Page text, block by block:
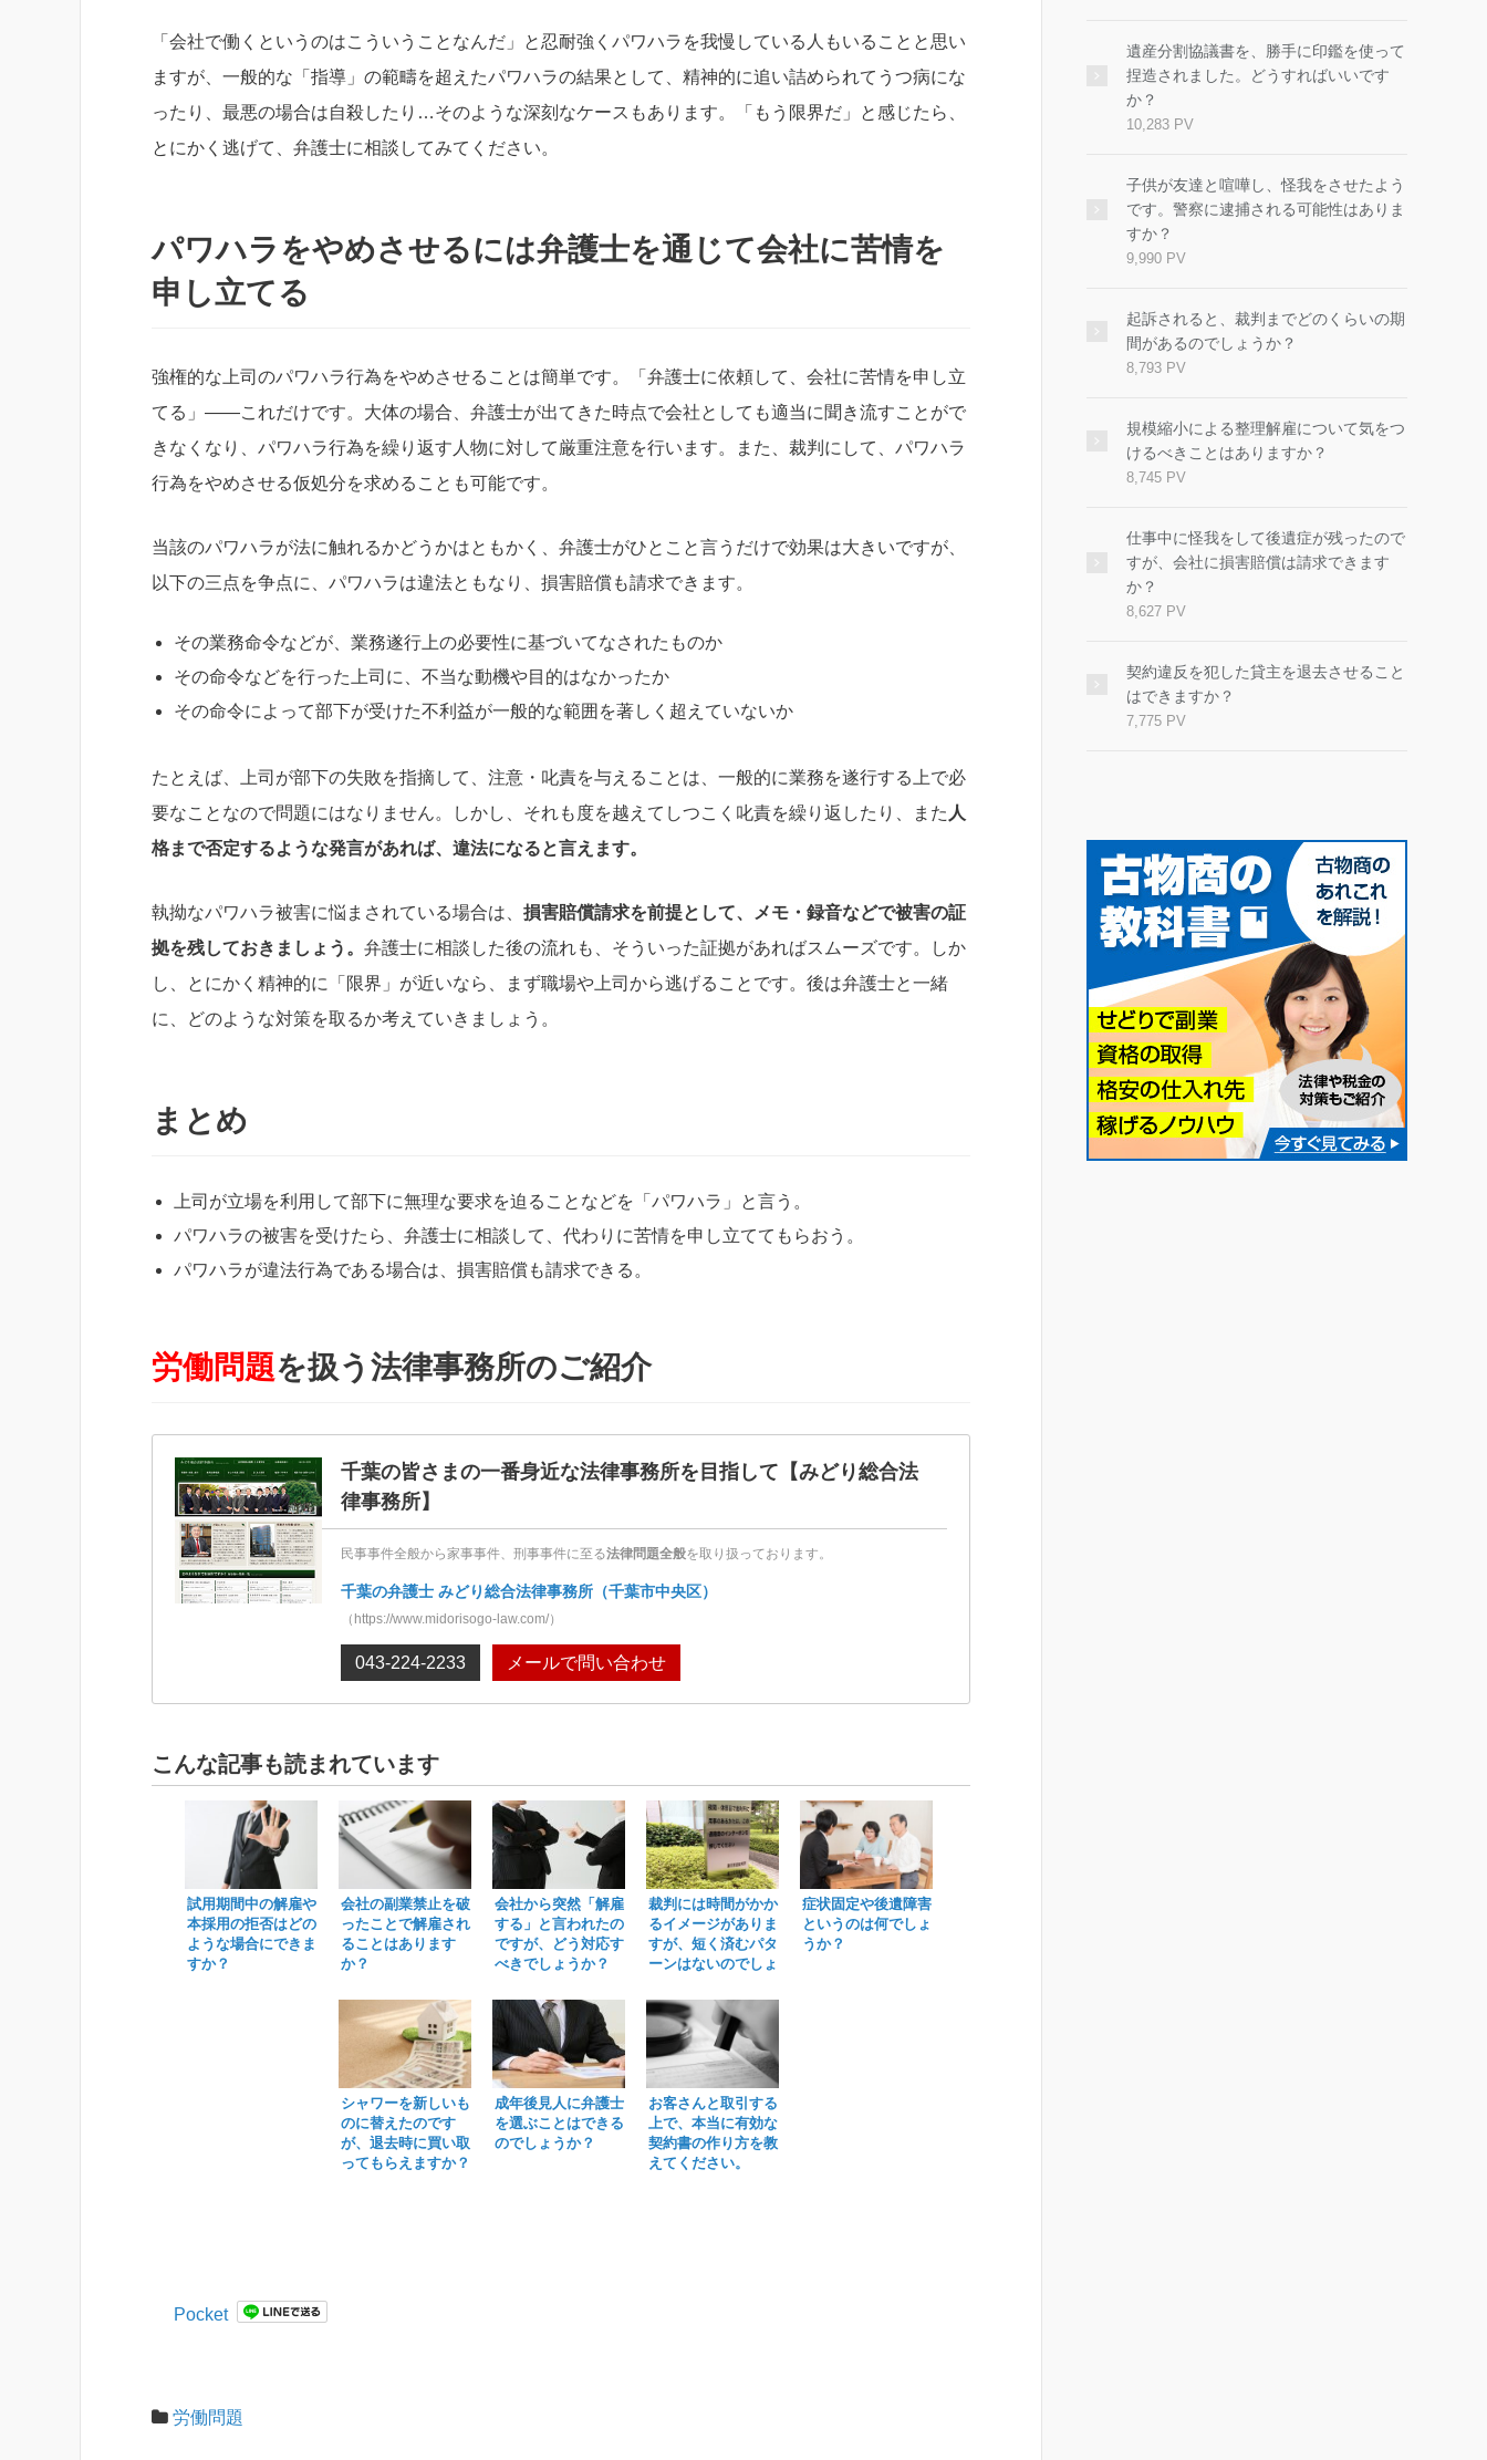
「会社で働くというのはこういうことなんだ」と忍耐強くパワハラを我慢している人もいることと思い
ますが、一般的な「指導」の範疇を超えたパワハラの結果として、精神的に追い詰められてうつ病にな
ったり、最悪の場合は自殺したり…そのような深刻なケースもあります。「もう限界だ」と感じたら、
とにかく逃げて、弁護士に相談してみてください。
パワハラをやめさせるには弁護士を通じて会社に苦情を
申し立てる
強権的な上司のパワハラ行為をやめさせることは簡単です。「弁護士に依頼して、会社に苦情を申し立
てる」――これだけです。大体の場合、弁護士が出てきた時点で会社としても適当に聞き流すことがで
きなくなり、パワハラ行為を繰り返す人物に対して厳重注意を行います。また、裁判にして、パワハラ
行為をやめさせる仮処分を求めることも可能です。
当該のパワハラが法に触れるかどうかはともかく、弁護士がひとこと言うだけで効果は大きいですが、
以下の三点を争点に、パワハラは違法ともなり、損害賠償も請求できます。
その業務命令などが、業務遂行上の必要性に基づいてなされたものか
その命令などを行った上司に、不当な動機や目的はなかったか
その命令によって部下が受けた不利益が一般的な範囲を著しく超えていないか
たとえば、上司が部下の失敗を指摘して、注意・叱責を与えることは、一般的に業務を遂行する上で必
要なことなので問題にはなりません。しかし、それも度を越えてしつこく叱責を繰り返したり、また 人
格まで否定するような発言があれば、違法になると言えます。
執拗なパワハラ被害に悩まされている場合は、 損害賠償請求を前提として、メモ・録音などで被害の証
拠を残しておきましょう。 弁護士に相談した後の流れも、そういった証拠があればスムーズです。しか
し、とにかく精神的に「限界」が近いなら、まず職場や上司から逃げることです。後は弁護士と一緒
に、どのような対策を取るか考えていきましょう。
まとめ
上司が立場を利用して部下に無理な要求を迫ることなどを「パワハラ」と言う。
パワハラの被害を受けたら、弁護士に相談して、代わりに苦情を申し立ててもらおう。
パワハラが違法行為である場合は、損害賠償も請求できる。
労働問題を扱う法律事務所のご紹介
千葉の皆さまの一番身近な法律事務所を目指して 【みどり総合法
律事務所】
民事事件全般から家事事件、刑事事件に至る法律問題全般を取り扱っております。
千葉の弁護士 みどり総合法律事務所（千葉市中央区）
（https://www.midorisogo-law.com/）
043-224-2233 メールで問い合わせ
こんな記事も読まれています
試用期間中の解雇や
本採用の拒否はどの
ような場合にできま
すか？
会社の副業禁止を破
ったことで解雇され
ることはあります
か？
会社から突然「解雇
する」と言われたの
ですが、どう対応す
べきでしょうか？
裁判には時間がかか
るイメージがありま
すが、短く済むパタ
ーンはないのでしょ
症状固定や後遺障害
というのは何でしょ
うか？
シャワーを新しいも
のに替えたのです
が、退去時に買い取
ってもらえますか？
成年後見人に弁護士
を選ぶことはできる
のでしょうか？
お客さんと取引する
上で、本当に有効な
契約書の作り方を教
えてください。
Pocket
労働問題
遺産分割協議書を、勝手に印鑑を使って
捏造されました。どうすればいいです
か？
10,283 PV
子供が友達と喧嘩し、怪我をさせたよう
です。警察に逮捕される可能性はありま
すか？
9,990 PV
起訴されると、裁判までどのくらいの期
間があるのでしょうか？
8,793 PV
規模縮小による整理解雇について気をつ
けるべきことはありますか？
8,745 PV
仕事中に怪我をして後遺症が残ったので
すが、会社に損害賠償は請求できます
か？
8,627 PV
契約違反を犯した貸主を退去させること
はできますか？
7,775 PV